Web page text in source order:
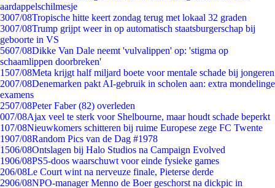
aardappelschilmesje
3007/08Tropische hitte keert zondag terug met lokaal 32 graden
3007/08Trump grijpt weer in op automatisch staatsburgerschap bij
geboorte in VS
5607/08Dikke Van Dale neemt 'vulvalippen' op: 'stigma op
schaamlippen doorbreken'
1507/08Meta krijgt half miljard boete voor mentale schade bij jongeren
2007/08Denemarken pakt AI-gebruik in scholen aan: extra mondelinge
examens
2507/08Peter Faber (82) overleden
007/08Ajax veel te sterk voor Shelbourne, maar houdt schade beperkt
107/08Nieuwkomers schitteren bij ruime Europese zege FC Twente
1907/08Random Pics van de Dag #1978
1506/08Ontslagen bij Halo Studios na Campaign Evolved
1906/08PS5-doos waarschuwt voor einde fysieke games
206/08Le Court wint na nerveuze finale, Pieterse derde
2906/08NPO-manager Menno de Boer geschorst na dickpic in